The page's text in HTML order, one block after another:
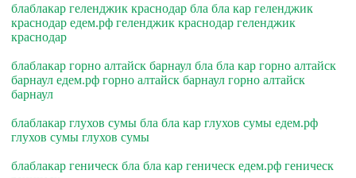
блаблакар геленджик краснодар бла бла кар геленджик
краснодар едем.рф геленджик краснодар геленджик
краснодар
блаблакар горно алтайск барнаул бла бла кар горно алтайск
барнаул едем.рф горно алтайск барнаул горно алтайск
барнаул
блаблакар глухов сумы бла бла кар глухов сумы едем.рф
глухов сумы глухов сумы
блаблакар геническ бла бла кар геническ едем.рф геническ